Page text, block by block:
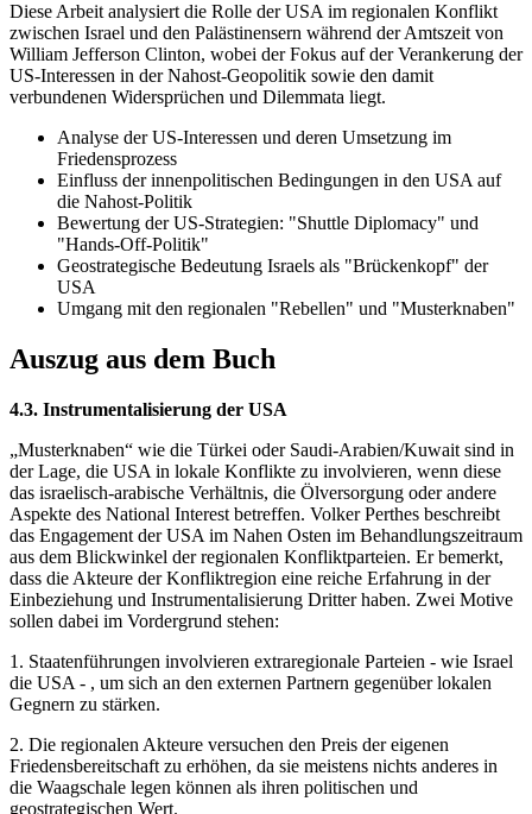
Diese Arbeit analysiert die Rolle der USA im regionalen Konflikt
zwischen Israel und den Palästinensern während der Amtszeit von
William Jefferson Clinton, wobei der Fokus auf der Verankerung der
US-Interessen in der Nahost-Geopolitik sowie den damit
verbundenen Widersprüchen und Dilemmata liegt.
Analyse der US-Interessen und deren Umsetzung im
Friedensprozess
Einfluss der innenpolitischen Bedingungen in den USA auf
die Nahost-Politik
Bewertung der US-Strategien: "Shuttle Diplomacy" und
"Hands-Off-Politik"
Geostrategische Bedeutung Israels als "Brückenkopf" der
USA
Umgang mit den regionalen "Rebellen" und "Musterknaben"
Auszug aus dem Buch
4.3. Instrumentalisierung der USA
„Musterknaben“ wie die Türkei oder Saudi-Arabien/Kuwait sind in
der Lage, die USA in lokale Konflikte zu involvieren, wenn diese
das israelisch-arabische Verhältnis, die Ölversorgung oder andere
Aspekte des National Interest betreffen. Volker Perthes beschreibt
das Engagement der USA im Nahen Osten im Behandlungszeitraum
aus dem Blickwinkel der regionalen Konfliktparteien. Er bemerkt,
dass die Akteure der Konfliktregion eine reiche Erfahrung in der
Einbeziehung und Instrumentalisierung Dritter haben. Zwei Motive
sollen dabei im Vordergrund stehen:
1. Staatenführungen involvieren extraregionale Parteien - wie Israel
die USA - , um sich an den externen Partnern gegenüber lokalen
Gegnern zu stärken.
2. Die regionalen Akteure versuchen den Preis der eigenen
Friedensbereitschaft zu erhöhen, da sie meistens nichts anderes in
die Waagschale legen können als ihren politischen und
geostrategischen Wert.